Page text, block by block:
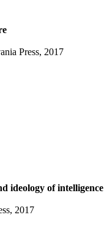
Press, 2017
ideology of intelligence
2017